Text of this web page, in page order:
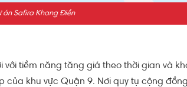
án Safira Khang Điền
với tiềm năng tăng giá theo thời gian và
khu vực Quận 9. Nơi quy tụ cộng